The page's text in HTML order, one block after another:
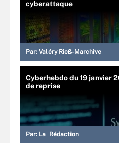
cyberattaque
Par: Valéry Rieß-Marchive
Cyberhebdo du 19 janvier
de reprise
Par: La Rédaction